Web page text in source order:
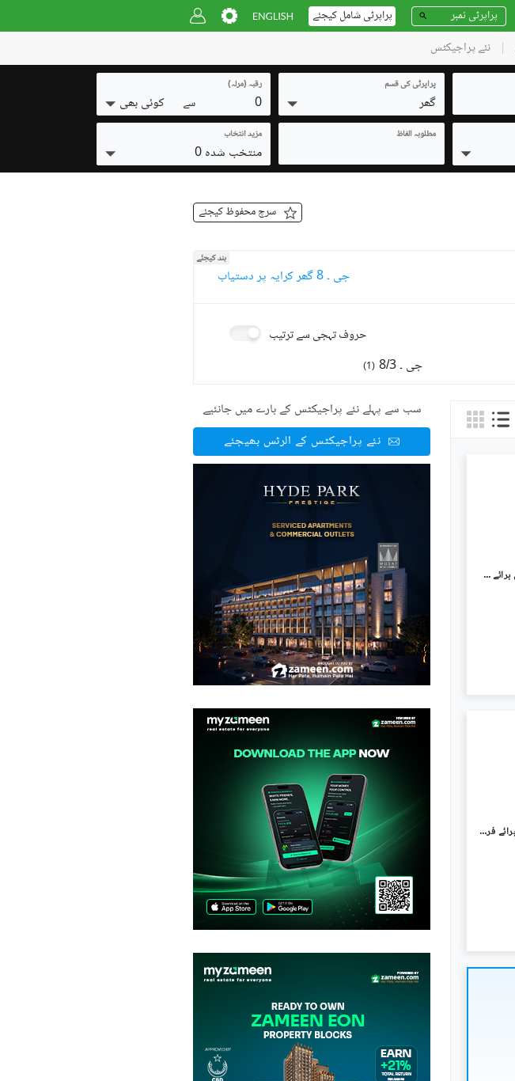
پراپرٹی شامل کیجئے
نئے پراجیکٹس
پراپرٹی کی قسم
گھر
رقبہ (مرلہ)
0 سے کوئی بھی
مطلوبہ الفاظ مزید انتخاب
منتخب شدہ 0
سرچ محفوظ کیجئے
جی ۔ 8 گھر کرایہ پر دستیاب
بند کیجئے
حروف تہجی سے ترتیب
جی ۔ 8/3 (
1
)
جی ۔ 8 اسلام آباد میں 4 کمروں کا 11 مرلہ مکان 15.0 کروڑ میں برائے فروخت۔
جی ۔ 8 اسلام آباد میں 2 کمروں کا 5 مرلہ فلیٹ 1.88 کروڑ میں برائے فروخت۔
سب سے پہلے نئے پراجیکٹس کے بارے میں جانئیے
نئے پراجیکٹس کے الرٹس بھیجئے